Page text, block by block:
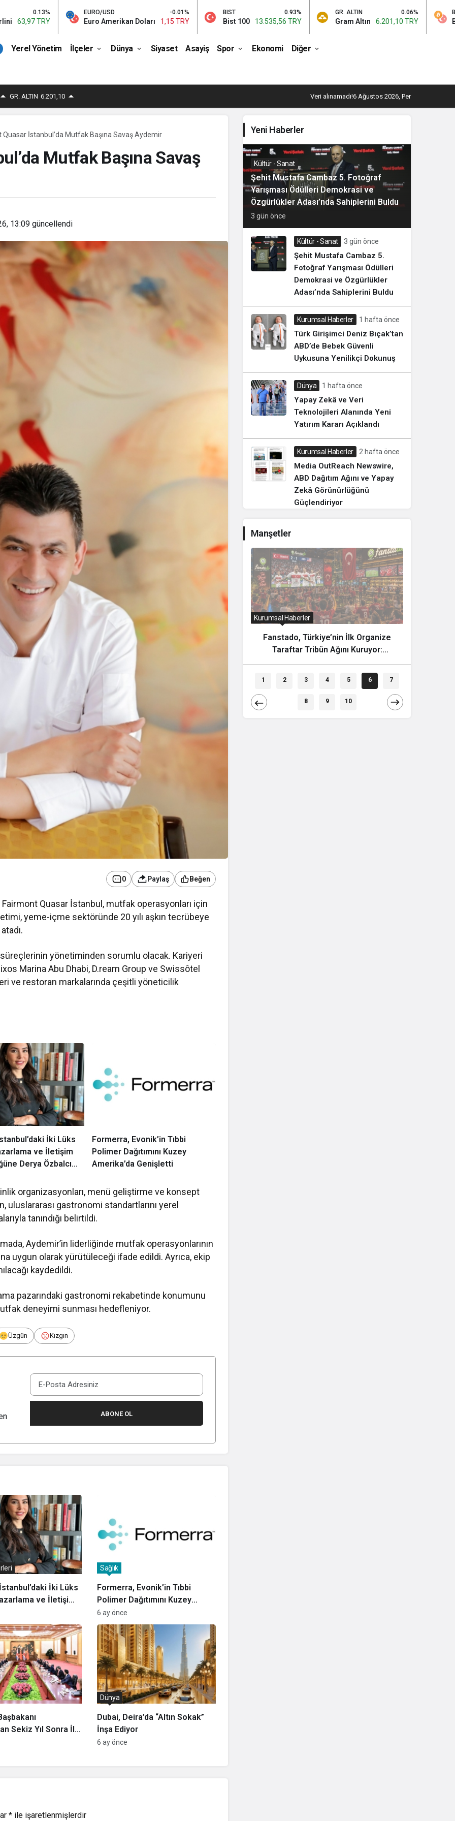
TRY
EURO/USD
Euro Amerikan Doları 1,15 TRY Bist 100 13.535,56 TRY
GR. ALTIN
Gram Altın 6.201,10 TRY Bitcoin
Yerel Yönetim İlçeler Dünya Siyaset Asayiş Spor Ekonomi Diğer
GR. ALTIN 6.201,10 Veri alınamadı!6 Ağustos 2026, Per
Quasar İstanbul’da Mutfak Başına Savaş Aydemir
Mutfak Başına Savaş
13:09 güncellendi
0 Paylaş Beğen
Quasar İstanbul, mutfak operasyonları için
yeme-içme sektöründe 20 yılı aşkın tecrübeye
yönetiminden sorumlu olacak. Kariyeri
Marina Abu Dhabi, D.ream Group ve Swissôtel
ve restoran markalarında çeşitli yöneticilik
İki Lüks
ve İletişim
Derya Özbalcı
Formerra, Evonik’in Tıbbi
Polimer Dağıtımını Kuzey
Amerika’da Genişletti
organizasyonları, menü geliştirme ve konsept
uluslararası gastronomi standartlarını yerel
tanındığı belirtildi.
Aydemir’in liderliğinde mutfak operasyonlarının
uygun olarak yürütüleceği ifade edildi. Ayrıca, ekip
kaydedildi.
pazarındaki gastronomi rekabetinde konumunu
deneyimi sunması hedefleniyor.
Üzgün Kızgın
ABONE OL
İki Lüks
ve İletişim
Derya Özbalcı
Formerra, Evonik’in Tıbbi
Polimer Dağıtımını Kuzey
Amerika’da Genişletti
Sağlık
6 ay önce
Sekiz Yıl Sonra İlk
İşbirliği Mesajı
Dubai, Deira’da “Altın Sokak”
İnşa Ediyor
Dünya
6 ay önce
* ile işaretlenmişlerdir
Yeni Haberler
Kültür - Sanat
Şehit Mustafa Cambaz 5. Fotoğraf
Yarışması Ödülleri Demokrasi ve
Özgürlükler Adası’nda Sahiplerini Buldu
3 gün önce
Kültür - Sanat 3 gün önce
Şehit Mustafa Cambaz 5.
Fotoğraf Yarışması Ödülleri
Demokrasi ve Özgürlükler
Adası’nda Sahiplerini Buldu
Kurumsal Haberler 1 hafta önce
Türk Girişimci Deniz Bıçak’tan
ABD’de Bebek Güvenli
Uykusuna Yenilikçi Dokunuş
Dünya 1 hafta önce
Yapay Zekâ ve Veri
Teknolojileri Alanında Yeni
Yatırım Kararı Açıklandı
Kurumsal Haberler 2 hafta önce
Media OutReach Newswire,
ABD Dağıtım Ağını ve Yapay
Zekâ Görünürlüğünü
Güçlendiriyor
Manşetler
Teknolojileri
Kararı
Kurumsal Haberler
Media OutReach Newswire, ABD
Dağıtım Ağını ve Yapay Zekâ
Görünürlüğünü Güçlendiriyor
Kurumsal Haberler
Fanstado, Türkiye’nin İlk Organize
Taraftar Tribün Ağını Kuruyor:
1 2 3 4 5 6 7
8 9 10